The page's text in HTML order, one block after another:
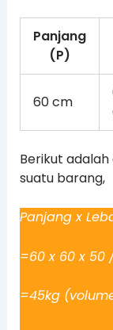
Panjang
(P)
60 cm
Berikut
suatu barang,
Panjang x
=60 x 60 x 50
=45kg